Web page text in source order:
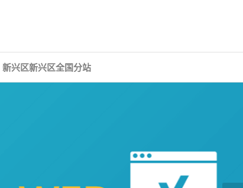
新兴区新兴区全国分站